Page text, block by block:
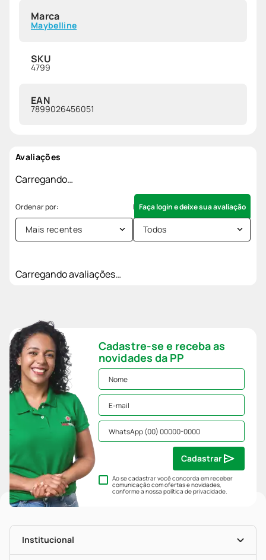
Marca
Maybelline
SKU
4799
EAN
7899026456051
Avaliações
Carregando…
Faça login e deixe sua avaliação
Mais recentes Todos
Carregando avaliações…
Cadastre-se e receba as
novidades da PP
Ao se cadastrar você concorda em receber
comunicação com ofertas e novidades,
conforme a nossapolítica de privacidade.
Cadastrar
Institucional